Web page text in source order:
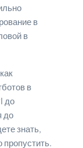
в
в
в
до
до
знать,
пропустить.